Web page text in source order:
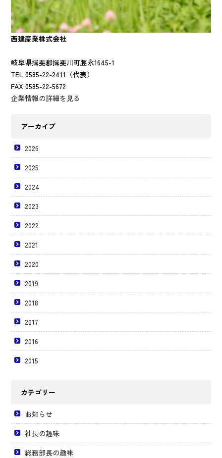
西建産業株式会社
岐阜県揖斐郡揖斐川町脛永1645-1
TEL 0585-22-2411（代表）
FAX 0585-22-5672
企業情報の詳細を見る
アーカイブ
2026
2025
2024
2023
2022
2021
2020
2019
2018
2017
2016
2015
カテゴリー
お知らせ
社長の趣味
総務部長の趣味